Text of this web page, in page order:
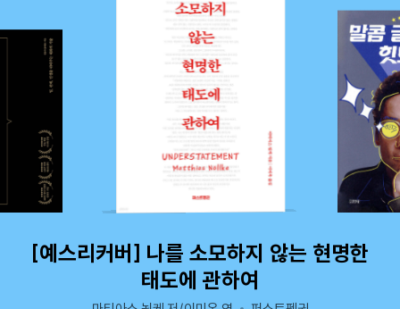
[예스리커버] 나를 소모하지 않는 현명한
태도에 관하여